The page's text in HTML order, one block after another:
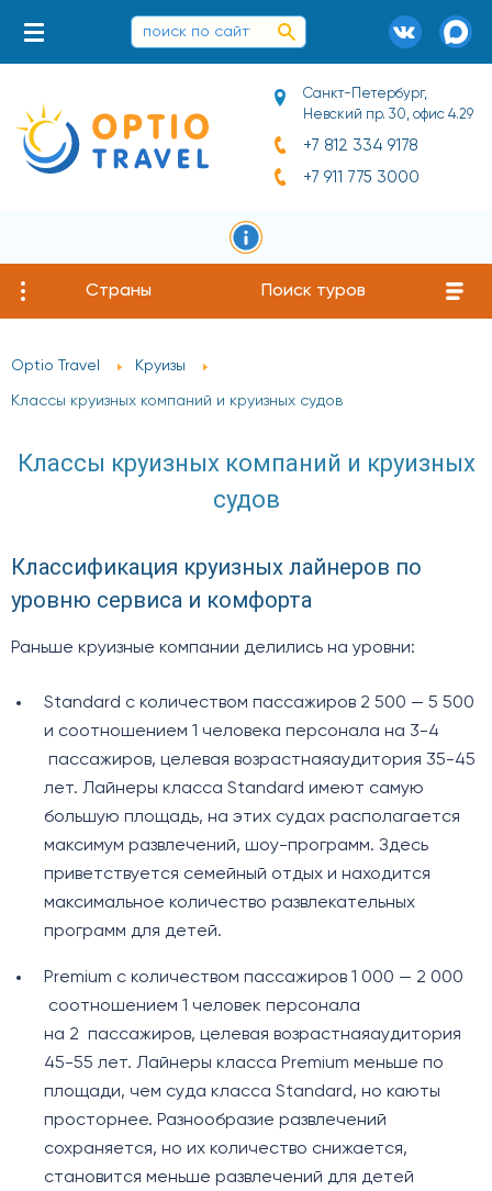
Санкт-Петербург,
Невский пр. 30, офис 4.29
+7 812 334 9178
+7 911 775 3000
Страны Поиск туров
Optio Travel Круизы
Классы круизных компаний и круизных судов
Классы круизных компаний и круизных
судов
Классификация круизных лайнеров по
уровню сервиса и комфорта
Раньше круизные компании делились на уровни:
Standard с количеством пассажиров 2 500 — 5 500
и соотношением 1 человека персонала на 3-4
пассажиров, целевая возрастнаяаудитория 35-45
лет. Лайнеры класса Standard имеют самую
большую площадь, на этих судах располагается
максимум развлечений, шоу-программ. Здесь
приветствуется семейный отдых и находится
максимальное количество развлекательных
программ для детей.
Premium с количеством пассажиров 1 000 — 2 000
соотношением 1 человек персонала
на 2 пассажиров, целевая возрастнаяаудитория
45-55 лет. Лайнеры класса Premium меньше по
площади, чем суда класса Standard, но каюты
просторнее. Разнообразие развлечений
сохраняется, но их количество снижается,
становится меньше развлечений для детей